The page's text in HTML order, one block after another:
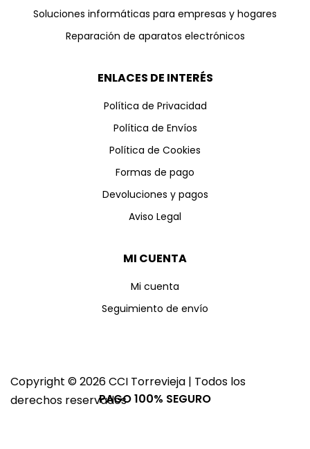
Soluciones informáticas para empresas y hogares
Reparación de aparatos electrónicos
ENLACES DE INTERÉS
Política de Privacidad
Política de Envíos
Política de Cookies
Formas de pago
Devoluciones y pagos
Aviso Legal
MI CUENTA
Mi cuenta
Seguimiento de envío
Copyright © 2026 CCI Torrevieja | Todos los
derechos reservadosPAGO 100% SEGURO